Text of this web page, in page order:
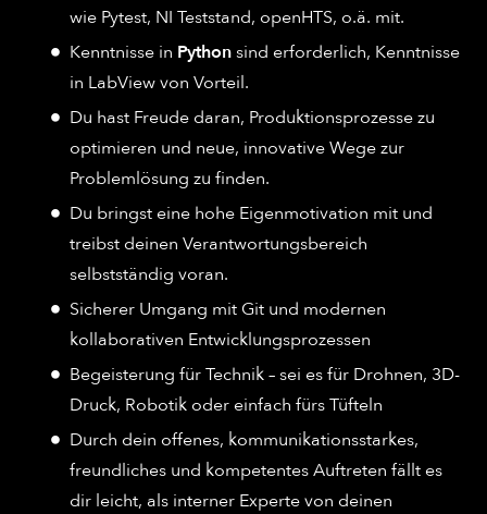
wie Pytest, NI Teststand, openHTS, o.ä. mit.
Kenntnisse in Pythonsind erforderlich, Kenntnisse
in LabView von Vorteil.
Du hast Freude daran, Produktionsprozesse zu
optimieren und neue, innovative Wege zur
Problemlösung zu finden.
Du bringst eine hohe Eigenmotivation mit und
treibst deinen Verantwortungsbereich
selbstständig voran.
Sicherer Umgang mit Git und modernen
kollaborativen Entwicklungsprozessen
Begeisterung für Technik – sei es für Drohnen, 3D-
Druck, Robotik oder einfach fürs Tüfteln
Durch dein offenes, kommunikationsstarkes,
freundliches und kompetentes Auftreten fällt es
dir leicht, als interner Experte von deinen